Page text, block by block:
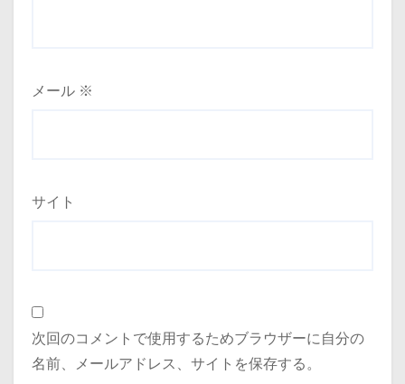
メール ※
サイト
次回のコメントで使用するためブラウザーに自分の
名前、メールアドレス、サイトを保存する。